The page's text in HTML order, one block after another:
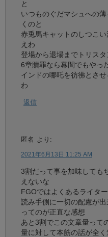
と
いつものぐだマシュへの
くのと
赤兎馬キャットのしつこ
えわ
登場から退場までトリス
6章贖罪なら幕間でもやっ
インドの哪吒を彷彿とさ
わ
返信
匿名 より:
2021年6月13日 11:25 AM
3割だって事を加味しても
えないな
FGOではよくあるライタ
読み手側に一切の配慮が
ってのが正直な感想
あと3割でこの文章量って
量に対して本筋の話が全